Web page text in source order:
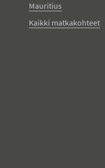
Mauritius
Kaikki matkakohteet